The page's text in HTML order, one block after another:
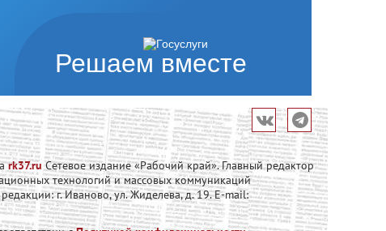
Решаем вместе
rk37.ru Сетевое издание «Рабочий край». Главный редактор
технологий и массовых коммуникаций
г. Иваново, ул. Жиделева, д. 19. E-mail: